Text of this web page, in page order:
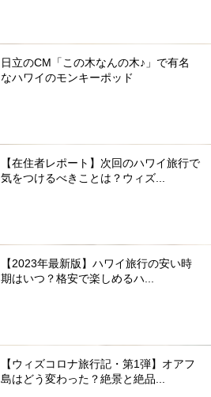
日立のCM「この木なんの木♪」で有名
なハワイのモンキーポッド
【在住者レポート】次回のハワイ旅行で
気をつけるべきことは？ウィズ...
【2023年最新版】ハワイ旅行の安い時
期はいつ？格安で楽しめるハ...
【ウィズコロナ旅行記・第1弾】オアフ
島はどう変わった？絶景と絶品...